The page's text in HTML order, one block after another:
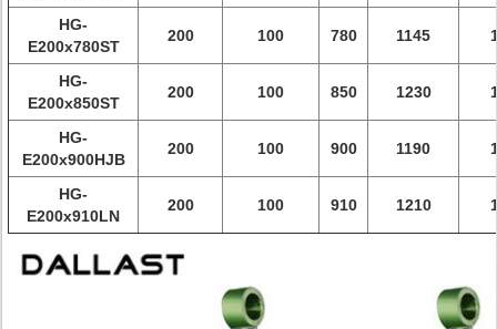
HG-
E200x780ST
200 100 780 1145
HG-
E200x850ST
200 100 850 1230
HG-
E200x900HJB
200 100 900 1190
HG-
E200x910LN
200 100 910 1210